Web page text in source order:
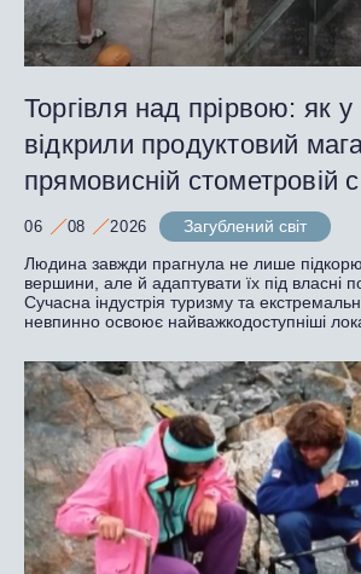
Торгівля над прірвою: як у
відкрили продуктовий
прямовисній стометровій
06 08 2026
Загублений світ
Людина завжди прагнула не лише
вершини, але й адаптувати їх під власні
Сучасна індустрія туризму та
невпинно освоює найважкодоступніші